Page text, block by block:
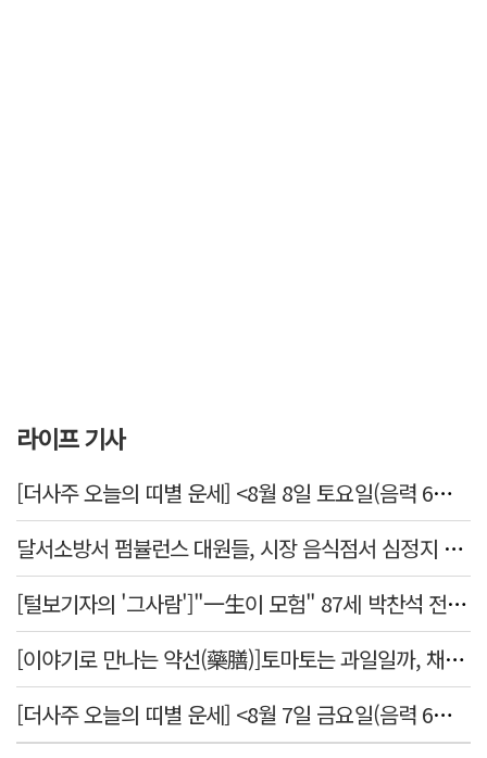
라이프 기사
[더사주 오늘의 띠별 운세] <8월 8일 토요일(음력 6월26일)>
달서소방서 펌뷸런스 대원들, 시장 음식점서 심정지 환자 생명 살려
[털보기자의 '그사람']"一生이 모험" 87세 박찬석 전 경북대 총장
[이야기로 만나는 약선(藥膳)]토마토는 과일일까, 채소일까
[더사주 오늘의 띠별 운세] <8월 7일 금요일(음력 6월25일)>